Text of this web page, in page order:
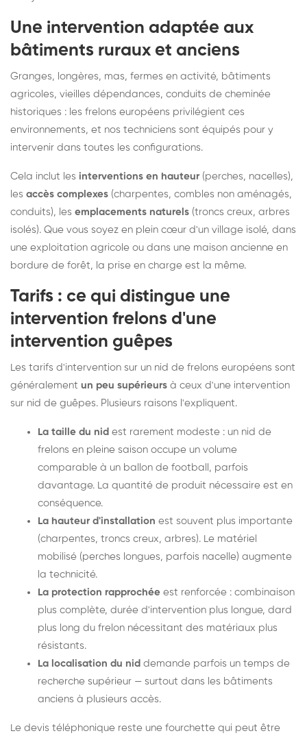
Une intervention adaptée aux
bâtiments ruraux et anciens
Granges, longères, mas, fermes en activité, bâtiments
agricoles, vieilles dépendances, conduits de cheminée
historiques : les frelons européens privilégient ces
environnements, et nos techniciens sont équipés pour y
intervenir dans toutes les configurations.
Cela inclut les interventions en hauteur (perches, nacelles),
les accès complexes (charpentes, combles non aménagés,
conduits), les emplacements naturels (troncs creux, arbres
isolés). Que vous soyez en plein cœur d'un village isolé, dans
une exploitation agricole ou dans une maison ancienne en
bordure de forêt, la prise en charge est la même.
Tarifs : ce qui distingue une
intervention frelons d'une
intervention guêpes
Les tarifs d'intervention sur un nid de frelons européens sont
généralement un peu supérieurs à ceux d'une intervention
sur nid de guêpes. Plusieurs raisons l'expliquent.
La taille du nid est rarement modeste : un nid de
frelons en pleine saison occupe un volume
comparable à un ballon de football, parfois
davantage. La quantité de produit nécessaire est en
conséquence.
La hauteur d'installation est souvent plus importante
(charpentes, troncs creux, arbres). Le matériel
mobilisé (perches longues, parfois nacelle) augmente
la technicité.
La protection rapprochée est renforcée : combinaison
plus complète, durée d'intervention plus longue, dard
plus long du frelon nécessitant des matériaux plus
résistants.
La localisation du nid demande parfois un temps de
recherche supérieur — surtout dans les bâtiments
anciens à plusieurs accès.
Le devis téléphonique reste une fourchette qui peut être